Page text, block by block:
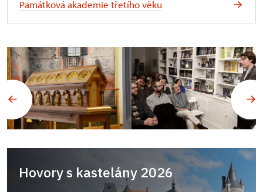
Památková akademie třetího věku
Hovory s kastelány 2026